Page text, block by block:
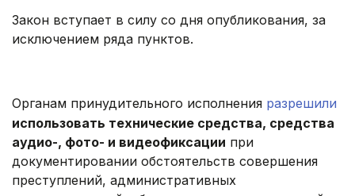
Закон вступает в силу со дня опубликования, за
исключением ряда пунктов.
Органам принудительного исполнения разрешили
использовать технические средства, средства
аудио-, фото- и видеофиксации при
документировании обстоятельств совершения
преступлений, административных